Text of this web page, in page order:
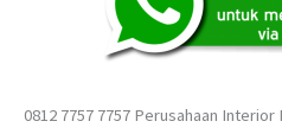
0812 7757 7757 Perusahaan